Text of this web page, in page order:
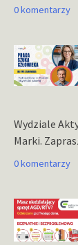
0 komentarzy
Wydziale
Marki.
0 komentarzy